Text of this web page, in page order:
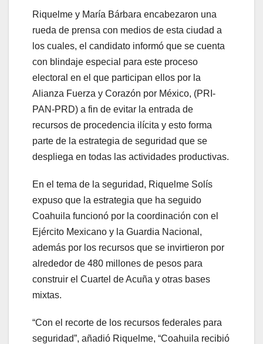
Riquelme y María Bárbara encabezaron una
rueda de prensa con medios de esta ciudad a
los cuales, el candidato informó que se cuenta
con blindaje especial para este proceso
electoral en el que participan ellos por la
Alianza Fuerza y Corazón por México, (PRI-
PAN-PRD) a fin de evitar la entrada de
recursos de procedencia ilícita y esto forma
parte de la estrategia de seguridad que se
despliega en todas las actividades productivas.
En el tema de la seguridad, Riquelme Solís
expuso que la estrategia que ha seguido
Coahuila funcionó por la coordinación con el
Ejército Mexicano y la Guardia Nacional,
además por los recursos que se invirtieron por
alrededor de 480 millones de pesos para
construir el Cuartel de Acuña y otras bases
mixtas.
“Con el recorte de los recursos federales para
seguridad”, añadió Riquelme, “Coahuila recibió